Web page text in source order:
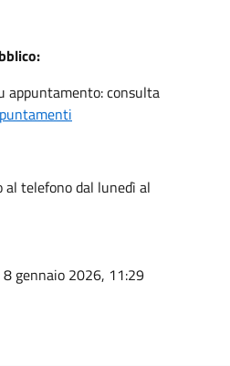
appuntamento: consulta
al telefono dal lunedì al
8 gennaio 2026, 11:29